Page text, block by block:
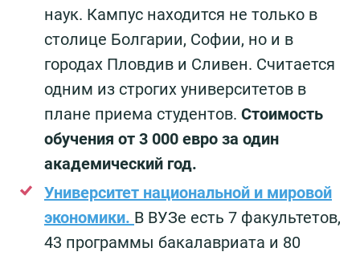
наук. Кампус находится не только в
столице Болгарии, Софии, но и в
городах Пловдив и Сливен. Считается
одним из строгих университетов в
плане приема студентов. Стоимость
обучения от 3 000 евро за один
академический год.
Университет национальной и мировой
экономики. В ВУЗе есть 7 факультетов,
43 программы бакалавриата и 80